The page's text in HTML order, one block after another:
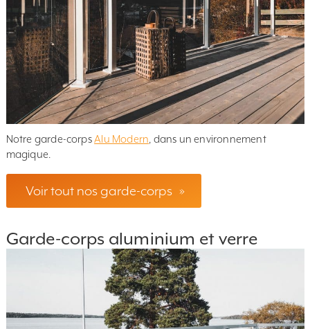
Notre garde-corpsAlu Modern , dans un environnement
magique.
Voir tout nos garde-corps »
Garde-corps aluminium et verre